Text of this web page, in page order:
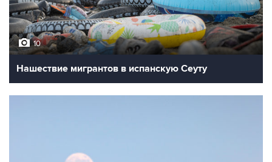
10
Нашествие мигрантов в испанскую Сеуту